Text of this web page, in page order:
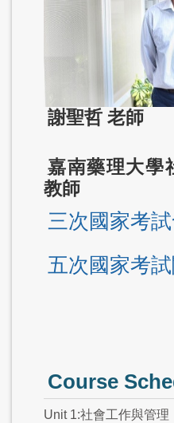
謝聖哲 老師
嘉南藥理大學
教師
三次國家考
五次國家考
Course
Unit 1:社會工作與管理